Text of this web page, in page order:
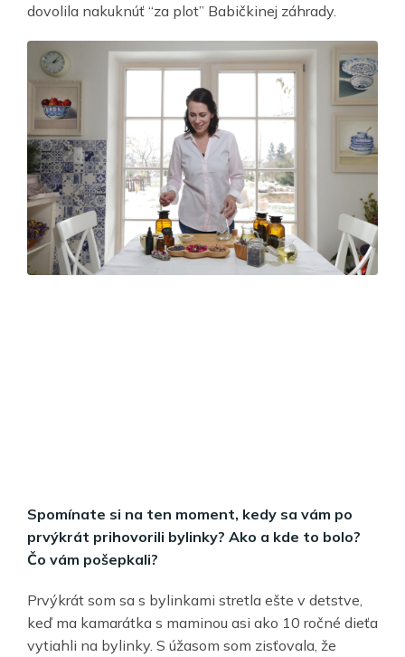
dovolila nakuknúť “za plot” Babičkinej záhrady.
Spomínate si na ten moment, kedy sa vám po
prvýkrát prihovorili bylinky? Ako a kde to bolo?
Čo vám pošepkali?
Prvýkrát som sa s bylinkami stretla ešte v detstve,
keď ma kamarátka s maminou asi ako 10 ročné dieťa
vytiahli na bylinky. S úžasom som zisťovala, že